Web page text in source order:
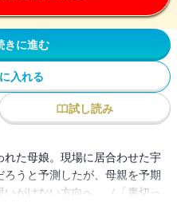
きに進む
入れる
試し読み
た母娘。現場に居合わせた宇
うと予測したが、母親を予期
いがけない方向へ…（「裏切っ